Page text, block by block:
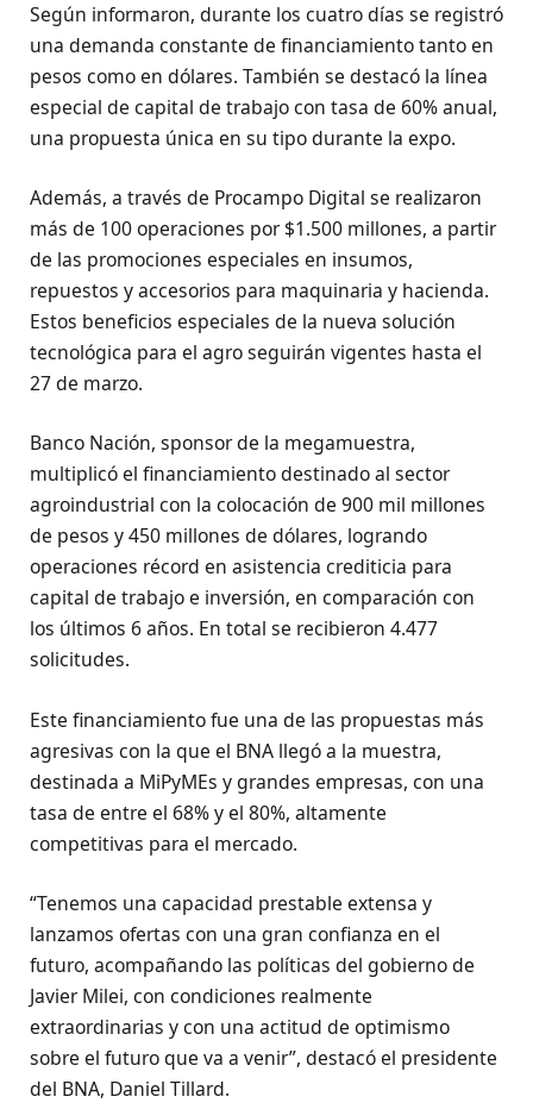
Según informaron, durante los cuatro días se registró
una demanda constante de financiamiento tanto en
pesos como en dólares. También se destacó la línea
especial de capital de trabajo con tasa de 60% anual,
una propuesta única en su tipo durante la expo.
Además, a través de Procampo Digital se realizaron
más de 100 operaciones por $1.500 millones, a partir
de las promociones especiales en insumos,
repuestos y accesorios para maquinaria y hacienda.
Estos beneficios especiales de la nueva solución
tecnológica para el agro seguirán vigentes hasta el
27 de marzo.
Banco Nación, sponsor de la megamuestra,
multiplicó el financiamiento destinado al sector
agroindustrial con la colocación de 900 mil millones
de pesos y 450 millones de dólares, logrando
operaciones récord en asistencia crediticia para
capital de trabajo e inversión, en comparación con
los últimos 6 años. En total se recibieron 4.477
solicitudes.
Este financiamiento fue una de las propuestas más
agresivas con la que el BNA llegó a la muestra,
destinada a MiPyMEs y grandes empresas, con una
tasa de entre el 68% y el 80%, altamente
competitivas para el mercado.
“Tenemos una capacidad prestable extensa y
lanzamos ofertas con una gran confianza en el
futuro, acompañando las políticas del gobierno de
Javier Milei, con condiciones realmente
extraordinarias y con una actitud de optimismo
sobre el futuro que va a venir”, destacó el presidente
del BNA, Daniel Tillard.